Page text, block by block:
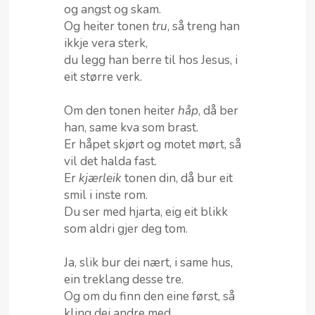
og angst og skam.
Og heiter tonen tru, så treng han
ikkje vera sterk,
du legg han berre til hos Jesus, i
eit større verk.
Om den tonen heiterhåp, då ber
han, same kva som brast.
Er håpet skjørt og motet mørt, så
vil det halda fast.
Erkjærleik tonen din, då bur eit
smil i inste rom.
Du ser med hjarta, eig eit blikk
som aldri gjer deg tom.
Ja, slik bur dei nært, i same hus,
ein treklang desse tre.
Og om du finn den eine først, så